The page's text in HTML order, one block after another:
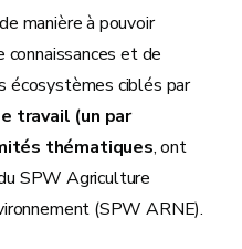
manière à pouvoir
et de
écosystèmes ciblés par
travail (un par
thématiques, ont
SPW Agriculture
(SPW ARNE).